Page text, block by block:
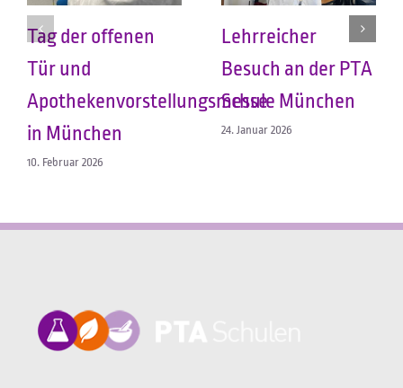
Tag der offenen
Tür und
Apothekenvorstellungsmesse
in München
10. Februar 2026
Lehrreicher
Besuch an der PTA
Schule München
24. Januar 2026